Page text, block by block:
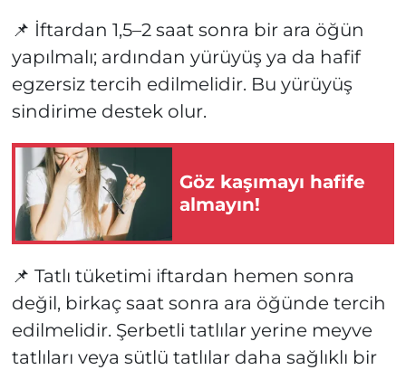
📌 İftardan 1,5–2 saat sonra bir ara öğün
yapılmalı; ardından yürüyüş ya da hafif
egzersiz tercih edilmelidir. Bu yürüyüş
sindirime destek olur.
Göz kaşımayı hafife
almayın!
📌 Tatlı tüketimi iftardan hemen sonra
değil, birkaç saat sonra ara öğünde tercih
edilmelidir. Şerbetli tatlılar yerine meyve
tatlıları veya sütlü tatlılar daha sağlıklı bir